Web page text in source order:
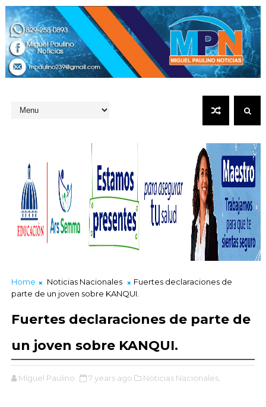
Home Noticias Nacionales
Fuertes declaraciones de
parte de un joven sobre KANQUI.
Fuertes declaraciones de parte de
un joven sobre KANQUI.
Miguel Paulino 7 years ago Noticias Nacionales,